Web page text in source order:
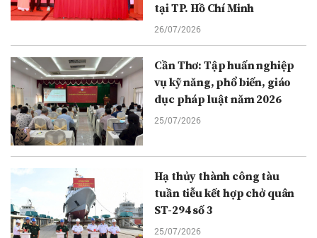
tại TP. Hồ Chí Minh
26/07/2026
Cần Thơ: Tập huấn nghiệp
vụ kỹ năng, phổ biến, giáo
dục pháp luật năm 2026
25/07/2026
Hạ thủy thành công tàu
tuần tiễu kết hợp chở quân
ST-294 số 3
25/07/2026